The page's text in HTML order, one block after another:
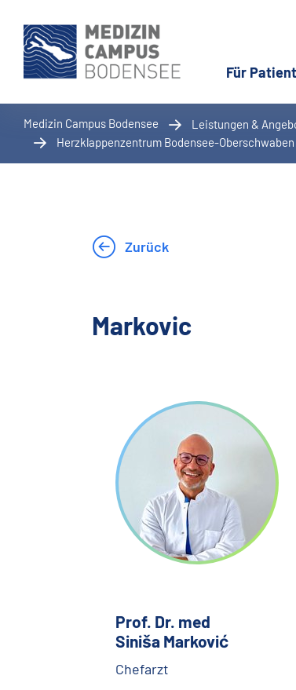
Für
Medizin Campus Bodensee Leistungen &
Herzklappenzentrum Bodensee-Oberschwaben
Zurück
Markovic
Prof. Dr. med
Siniša Marković
Chefarzt